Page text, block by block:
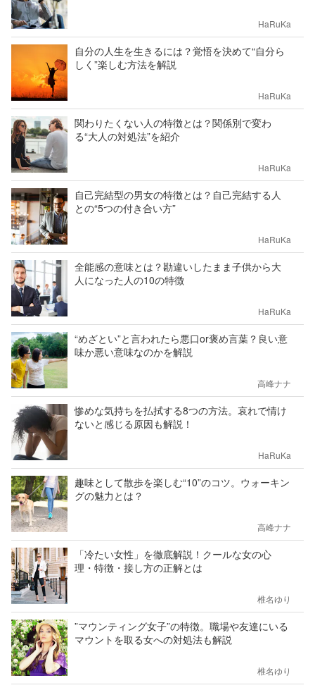
HaRuKa
自分の人生を生きるには？覚悟を決めて“自分ら
しく”楽しむ方法を解説
HaRuKa
関わりたくない人の特徴とは？関係別で変わ
る“大人の対処法”を紹介
HaRuKa
自己完結型の男女の特徴とは？自己完結する人
との“5つの付き合い方”
HaRuKa
全能感の意味とは？勘違いしたまま子供から大
人になった人の10の特徴
HaRuKa
“めざとい”と言われたら悪口or褒め言葉？良い意
味か悪い意味なのかを解説
高峰ナナ
惨めな気持ちを払拭する8つの方法。哀れで情け
ないと感じる原因も解説！
HaRuKa
趣味として散歩を楽しむ“10”のコツ。ウォーキン
グの魅力とは？
高峰ナナ
「冷たい女性」を徹底解説！クールな女の心
理・特徴・接し方の正解とは
椎名ゆり
”マウンティング女子”の特徴。職場や友達にいる
マウントを取る女への対処法も解説
椎名ゆり